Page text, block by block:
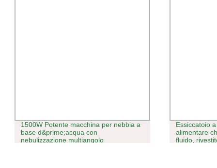
1500W Potente macchina per nebbia a
base d&prime;acqua con
nebulizzazione multiangolo
Essiccatoio
alimentare
fluido,